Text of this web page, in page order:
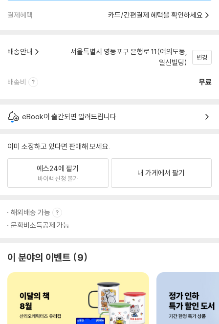
결제혜택 카드/간편결제 혜택을 확인하세요
배송안내
서울특별시 영등포구 은행로 11(여의도동,
일신빌딩)
변경
배송비 무료
eBook이 출간되면 알려드립니다.
이미 소장하고 있다면 판매해 보세요.
예스24에 팔기
바이백 신청 불가
내 가게에서 팔기
해외배송 가능
문화비소득공제 가능
이 분야의 이벤트 9